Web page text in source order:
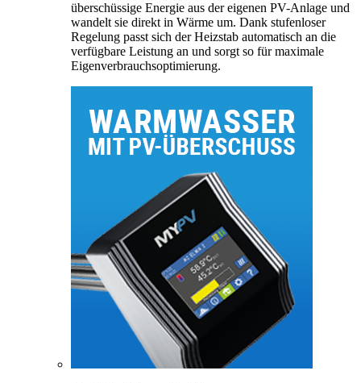
überschüssige Energie aus der eigenen PV-Anlage und
wandelt sie direkt in Wärme um. Dank stufenloser
Regelung passt sich der Heizstab automatisch an die
verfügbare Leistung an und sorgt so für maximale
Eigenverbrauchsoptimierung.